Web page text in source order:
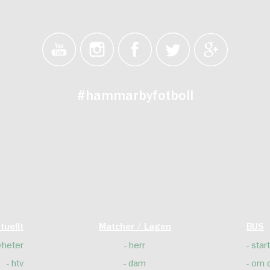
#hammarbyfotboll
htv
Matcher / Lagen
herr
dam
BUS
start
om